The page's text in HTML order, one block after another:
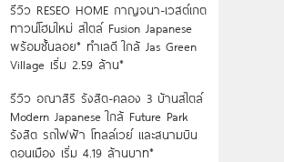
รีวิว RESEO HOME กาญจนา-เวสต์เกต
ทาวน์โฮมใหม่ สไตล์ Fusion Japanese
พร้อมชั้นลอย* ทำเลดี ใกล้ Jas Green
Village เริ่ม 2.59 ล้าน*
รีวิว อณาสิริ รังสิต-คลอง 3 บ้านสไตล์
Modern Japanese ใกล้ Future Park
รังสิต รถไฟฟ้า โทลล์เวย์ และสนามบิน
ดอนเมือง เริ่ม 4.19 ล้านบาท*